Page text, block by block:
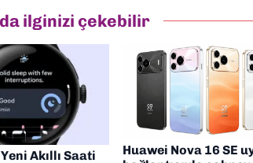
ilginizi çekebilir
Akıllı Saati
Huawei Nova 16 SE